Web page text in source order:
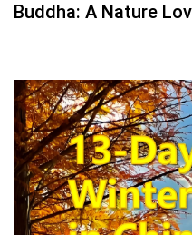
Buddha: A Nature